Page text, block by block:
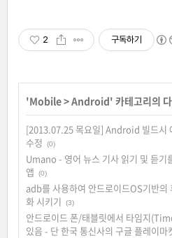
2 구독하기
'Mobile>Android' 카테고리의
[2013.07.25 목요일] Android 빌드시
수정
(0)
Umano - 영어 뉴스 기사 읽기 및 듣기
앱
(0)
adb를 사용하여 안드로이드OS기반의
화 시키기
(3)
안드로이드 폰/태블릿에서 타임지
있음 - 단 한국 통신사의 구글 플레이마